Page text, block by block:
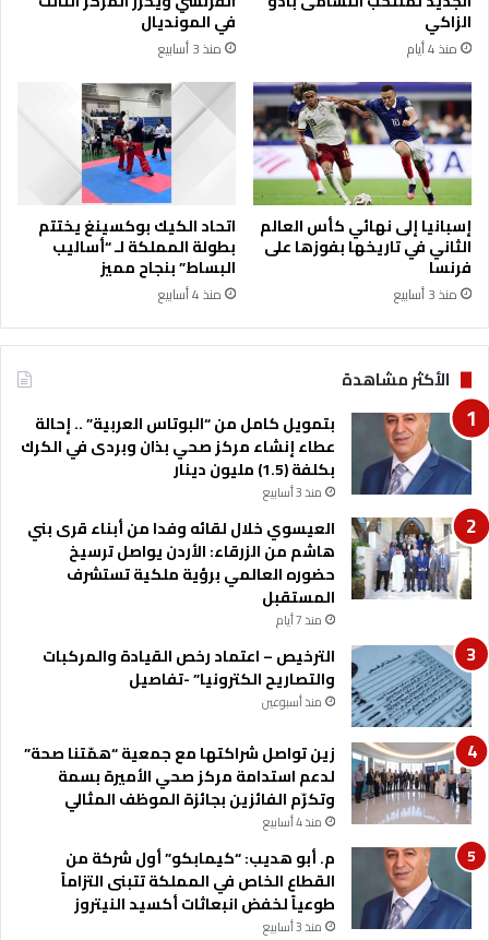
ر
م
و
ا
ق
ع
ا
ل
ت
و
ا
ص
ل
ل
ا
ج
ت
م
ا
ع
ي
م
ع
د
ا
ت
ل
ك
ت
ر
و
ن
ي
ة
ل
ل
ش
م
ة
الزاكي
منذ 4 أيام
في المونديال
منذ 3 أسابيع
إسبانيا إلى نهائي كأس العالم
الثاني في تاريخها بفوزها على
فرنسا
منذ 3 أسابيع
اتحاد الكيك بوكسينغ يختتم
بطولة المملكة لـ “أساليب
البساط” بنجاح مميز
منذ 4 أسابيع
الأكثر مشاهدة
بتمويل كامل من “البوتاس العربية” .. إحالة
عطاء إنشاء مركز صحي بذان وبردى في الكرك
بكلفة (1.5) مليون دينار
منذ 3 أسابيع
العيسوي خلال لقائه وفدا من أبناء قرى بني
هاشم من الزرقاء: الأردن يواصل ترسيخ
حضوره العالمي برؤية ملكية تستشرف
المستقبل
منذ 7 أيام
الترخيص – اعتماد رخص القيادة والمركبات
والتصاريح الكترونيا” -تفاصيل
منذ أسبوعين
زين تواصل شراكتها مع جمعية “همّتنا صحة”
لدعم استدامة مركز صحي الأميرة بسمة
وتكرّم الفائزين بجائزة الموظف المثالي
منذ 4 أسابيع
م. أبو هديب: “كيمابكو” أول شركة من
القطاع الخاص في المملكة تتبنى التزاماً
طوعياً لخفض انبعاثات أكسيد النيتروز
منذ 3 أسابيع